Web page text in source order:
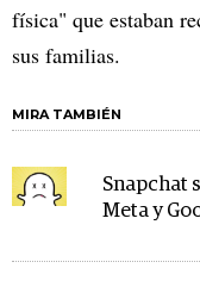
física" que estaban
sus familias.
MIRA TAMBIÉN
Snapchat
Meta y